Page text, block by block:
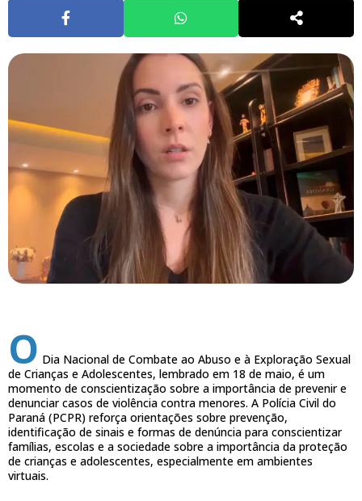
O Dia Nacional de Combate ao Abuso e à Exploração Sexual
de Crianças e Adolescentes, lembrado em 18 de maio, é um
momento de conscientização sobre a importância de prevenir e
denunciar casos de violência contra menores. A Polícia Civil do
Paraná (PCPR) reforça orientações sobre prevenção,
identificação de sinais e formas de denúncia para conscientizar
famílias, escolas e a sociedade sobre a importância da proteção
de crianças e adolescentes, especialmente em ambientes
virtuais.